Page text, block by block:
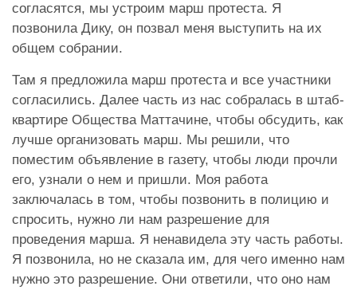
согласятся, мы устроим марш протеста. Я
позвонила Дику, он позвал меня выступить на их
общем собрании.
Там я предложила марш протеста и все участники
согласились. Далее часть из нас собралась в штаб-
квартире Общества Маттачине, чтобы обсудить, как
лучше организовать марш. Мы решили, что
поместим объявление в газету, чтобы люди прочли
его, узнали о нем и пришли. Моя работа
заключалась в том, чтобы позвонить в полицию и
спросить, нужно ли нам разрешение для
проведения марша. Я ненавидела эту часть работы.
Я позвонила, но не сказала им, для чего именно нам
нужно это разрешение. Они ответили, что оно нам